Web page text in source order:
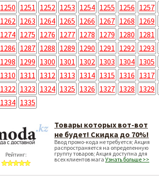
1250 1251 1252 1253 1254 1255 1256 1257
1262 1263 1264 1265 1266 1267 1268 1269
1274 1275 1276 1277 1278 1279 1280 1281
1286 1287 1288 1289 1290 1291 1292 1293
1298 1299 1300 1301 1302 1303 1304 1305
1310 1311 1312 1313 1314 1315 1316 1317
1322 1323 1324 1325 1326 1327 1328 1329
1334 1335
Рейтинг:
Товары которых вот-вот
не будет! Скидка до 70%!
Ввод промо-кода не требуется; Акция
распространяется на определенную
группу товаров; Акция доступна для
всех клиентов мага Узнать больше >>